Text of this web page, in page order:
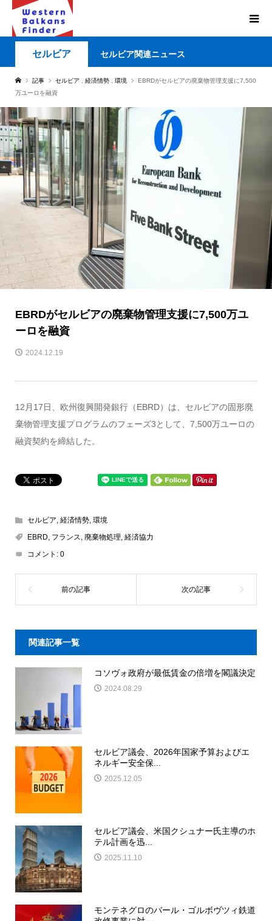
セルビア セルビア関連ニュース
記事 セルビア 経済情勢 環境
EBRDがセルビアの廃棄物管理支援に7,500
万ユーロを融資
EBRDがセルビアの廃棄物管理支援に7,500万ユ
ーロを融資
2024.12.19
12月17日、欧州復興開発銀行（EBRD）は、セルビアの固形廃
棄物管理支援プログラムのフェーズ3として、7,500万ユーロの
融資契約を締結した。
セルビア 経済情勢, 環境
EBRD フランス 廃棄物処理 経済協力
コメント: 0
関連記事一覧
コソヴォ政府が最低賃金の倍増を閣議決定
2024.08.29
セルビア議会、2026年国家予算およびエ
ネルギー安全保...
2025.12.05
セルビア議会、米国クシュナー氏主導のホ
テル計画を迅...
2025.11.10
モンテネグロのバール・ゴルボヴツィ鉄道